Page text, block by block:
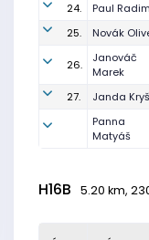
24. Paul Radim
25.
Novák
26.
Janováč
Marek
27. Janda
Panna
Matyáš
H16B 5.20 km,